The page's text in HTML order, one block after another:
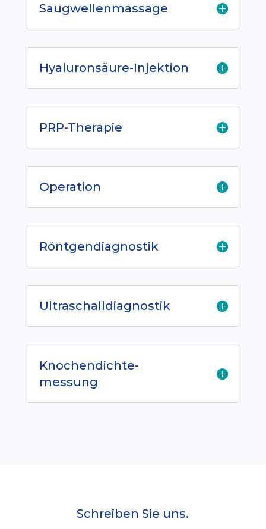
Saugwellenmassage
Hyaluronsäure-Injektion
PRP-Therapie
Operation
Röntgendiagnostik
Ultraschalldiagnostik
Knochendichte-
messung
Schreiben Sie uns.